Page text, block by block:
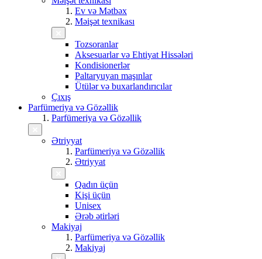
Ev və Mətbəx
Məişət texnikası
Tozsoranlar
Aksesuarlar və Ehtiyat Hissələri
Kondisionerlər
Paltaryuyan maşınlar
Ütülər və buxarlandırıcılar
Çıxış
Parfümeriya və Gözəllik
Parfümeriya və Gözəllik
Ətriyyat
Parfümeriya və Gözəllik
Ətriyyat
Qadın üçün
Kişi üçün
Unisex
Ərəb ətirləri
Makiyaj
Parfümeriya və Gözəllik
Makiyaj